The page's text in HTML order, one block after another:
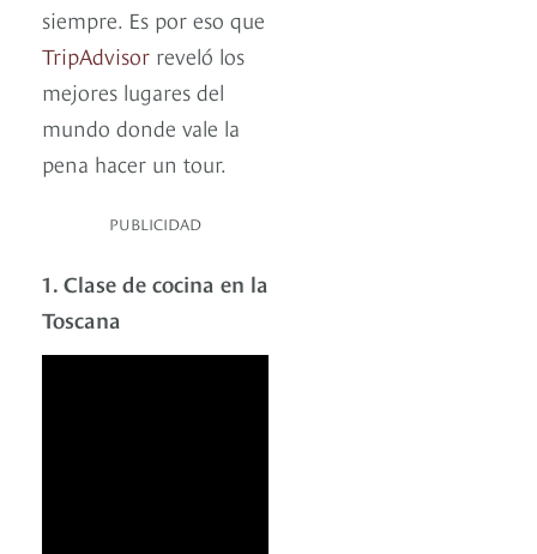
siempre. Es por eso que
TripAdvisor reveló los
mejores lugares del
mundo donde vale la
pena hacer un tour.
PUBLICIDAD
1. Clase de cocina en la
Toscana